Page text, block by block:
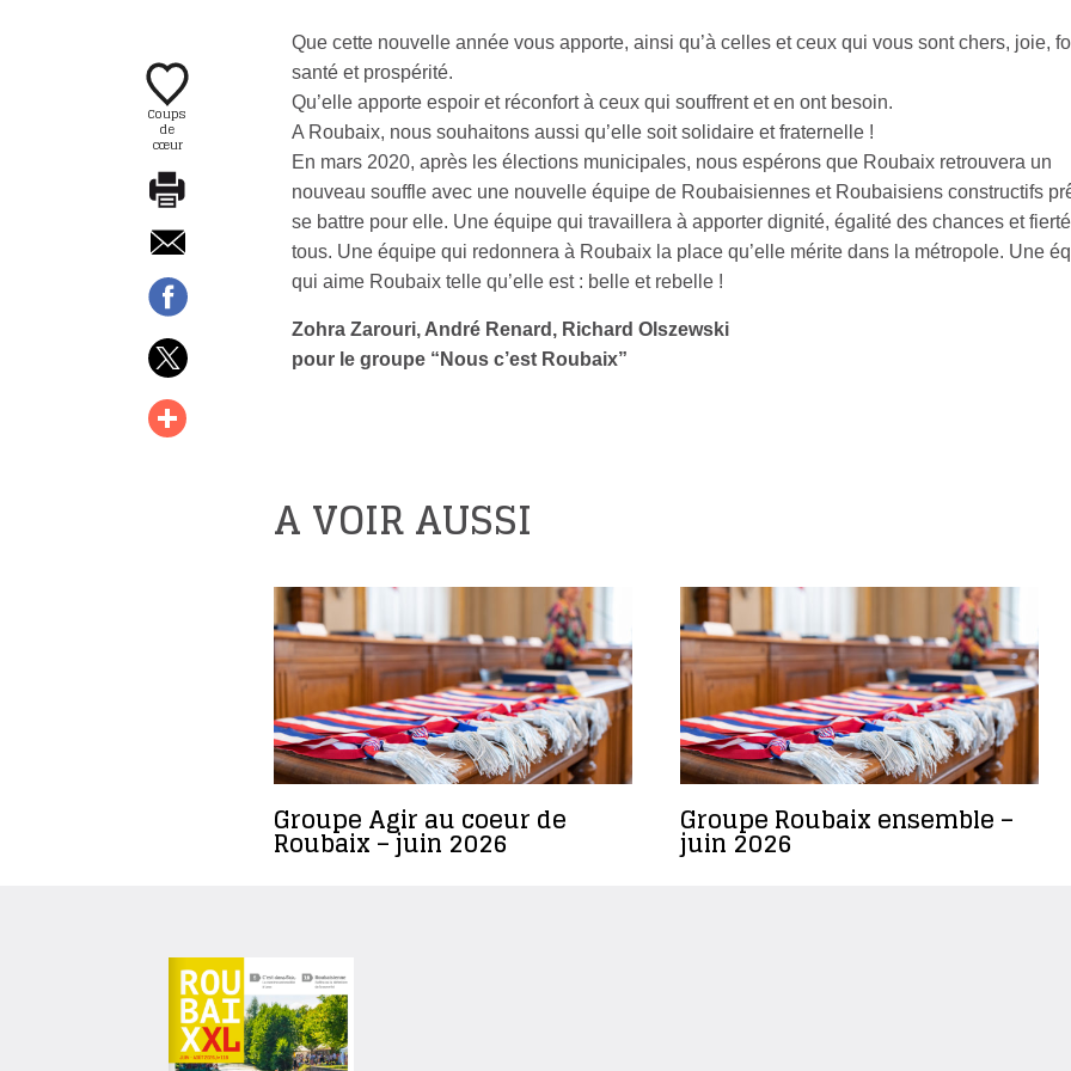
Coups
de
cœur
Que cette nouvelle année vous apporte, ainsi qu’à celles et ceux qui vous sont chers, joie,
santé et prospérité.
Qu’elle apporte espoir et réconfort à ceux qui souffrent et en ont besoin.
A Roubaix, nous souhaitons aussi qu’elle soit solidaire et fraternelle !
En mars 2020, après les élections municipales, nous espérons que Roubaix retrouvera un
nouveau souffle avec une nouvelle équipe de Roubaisiennes et Roubaisiens constructifs
se battre pour elle. Une équipe qui travaillera à apporter dignité, égalité des chances et
tous. Une équipe qui redonnera à Roubaix la place qu’elle mérite dans la métropole. Une
qui aime Roubaix telle qu’elle est : belle et rebelle !
Zohra Zarouri, André Renard, Richard Olszewski
pour le groupe “Nous c’est Roubaix”
A VOIR AUSSI
Groupe Agir au coeur de
Roubaix – juin 2026
Groupe Roubaix ensemble –
juin 2026